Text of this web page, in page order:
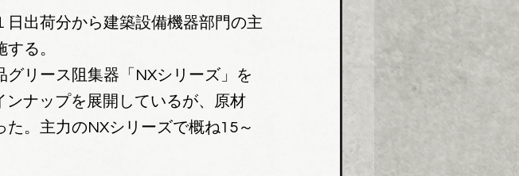
日出荷分から建築設備機器部門の主
る。
リース阻集器「NXシリーズ」を
ナップを展開しているが、原材
。主力のNXシリーズで概ね15～